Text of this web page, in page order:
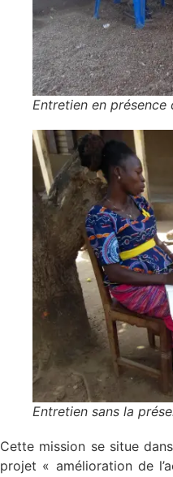
Entretien en présence
Entretien sans la
Cette mission se situe
projet « amélioration de